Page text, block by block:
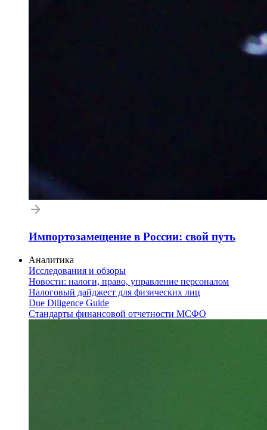
Импортозамещение в России: свой путь
Аналитика
Исследования и обзоры
Новости: налоги, право, управление персоналом
Налоговый дайджест для физических лиц
Due Diligence Guide
Стандарты финансовой отчетности МСФО